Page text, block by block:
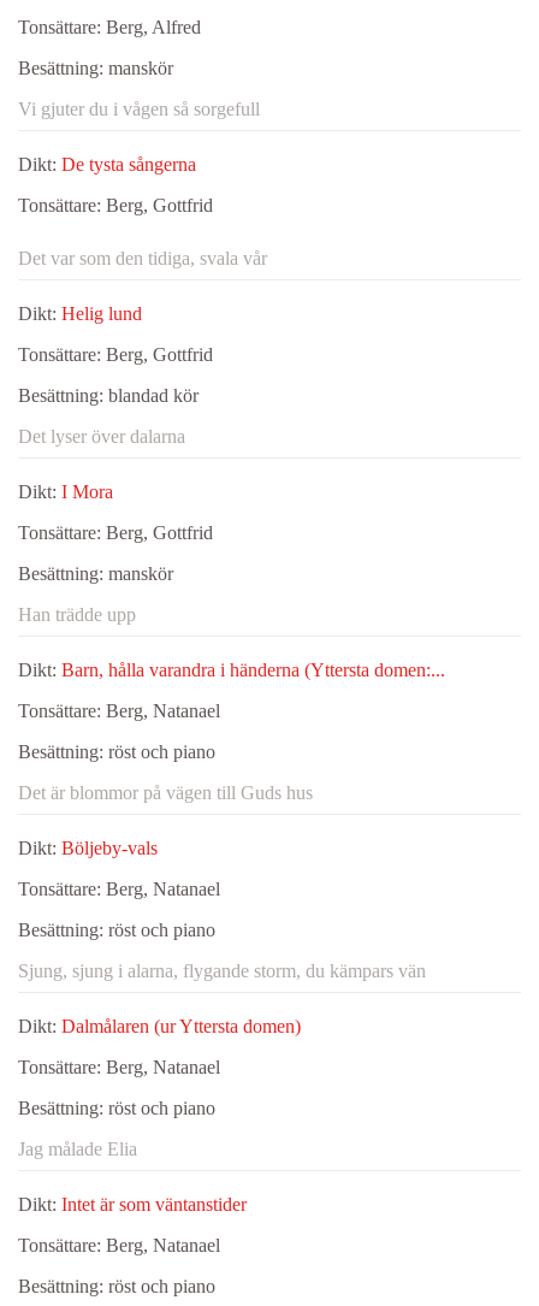
Tonsättare: Berg, Alfred
Besättning: manskör
Vi gjuter du i vågen så sorgefull
Dikt: De tysta sångerna
Tonsättare: Berg, Gottfrid
Det var som den tidiga, svala vår
Dikt: Helig lund
Tonsättare: Berg, Gottfrid
Besättning: blandad kör
Det lyser över dalarna
Dikt: I Mora
Tonsättare: Berg, Gottfrid
Besättning: manskör
Han trädde upp
Dikt: Barn, hålla varandra i händerna (Yttersta domen:...
Tonsättare: Berg, Natanael
Besättning: röst och piano
Det är blommor på vägen till Guds hus
Dikt: Böljeby-vals
Tonsättare: Berg, Natanael
Besättning: röst och piano
Sjung, sjung i alarna, flygande storm, du kämpars vän
Dikt: Dalmålaren (ur Yttersta domen)
Tonsättare: Berg, Natanael
Besättning: röst och piano
Jag målade Elia
Dikt: Intet är som väntanstider
Tonsättare: Berg, Natanael
Besättning: röst och piano